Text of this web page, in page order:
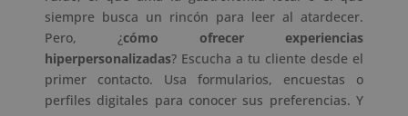
siempre busca un rincón para leer al atardecer.
Pero, ¿cómo ofrecer experiencias
hiperpersonalizadas? Escucha a tu cliente desde el
primer contacto. Usa formularios, encuestas o
perfiles digitales para conocer sus preferencias. Y